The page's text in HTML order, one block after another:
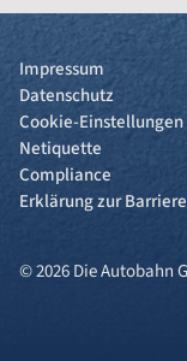
Impressum
Datenschutz
Cookie-Einstellungen
Netiquette
Compliance
Erklärung zur
© 2026 Die Autobahn